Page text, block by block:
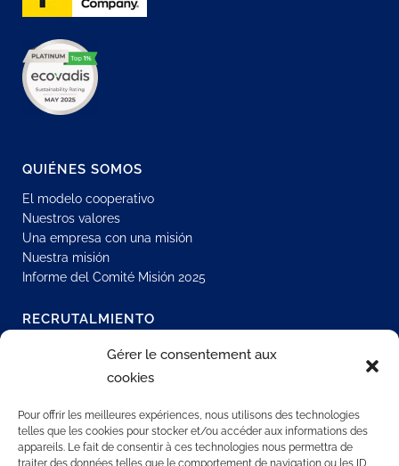
Gérer le consentement aux
cookies
Pour offrir les meilleures expériences, nous utilisons des technologies
telles que les cookies pour stocker et/ou accéder aux informations des
appareils. Le fait de consentir à ces technologies nous permettra de
traiter des données telles que le comportement de navigation ou les ID
QUIÉNES SOMOS
El modelo cooperativo
Nuestros valores
Una empresa con una misión
Nuestra misión
Informe del Comité Misión 2025
RECRUTALMIENTO
Únase a nuestra red
Todas nuestras ofertas de empleo